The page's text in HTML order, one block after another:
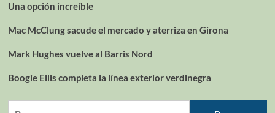
Una opción increíble
Mac McClung sacude el mercado y aterriza en Girona
Mark Hughes vuelve al Barris Nord
Boogie Ellis completa la línea exterior verdinegra